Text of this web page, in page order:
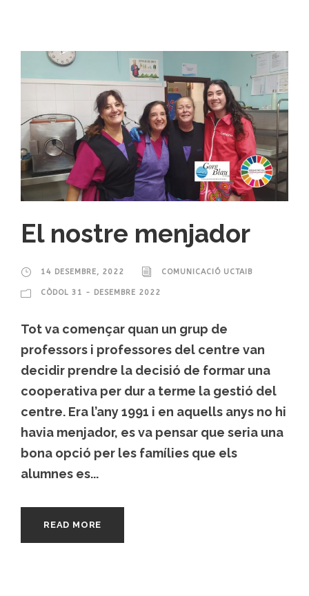
El nostre menjador
14 DESEMBRE, 2022 COMUNICACIÓ UCTAIB
CÒDOL 31 - DESEMBRE 2022
Tot va començar quan un grup de
professors i professores del centre van
decidir prendre la decisió de formar una
cooperativa per dur a terme la gestió del
centre. Era l’any 1991 i en aquells anys no hi
havia menjador, es va pensar que seria una
bona opció per les famílies que els
alumnes es...
READ MORE